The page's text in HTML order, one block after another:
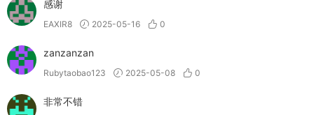
感谢
EAXIR8 2025-05-16 0
zanzanzan
Rubytaobao123 2025-05-08 0
非常不错